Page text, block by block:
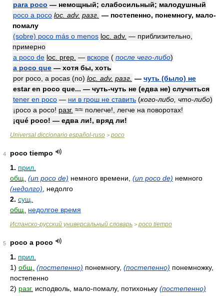
para poco — немощный; слабосильный; малодушный
poco a poco loc. adv. разг. — постепенно, понемногу, мало-
помалу
(sobre) poco más o menos loc. adv. — приблизительно,
примерно
a poco de loc. prep. — вскоре ( после чего-либо)
a poco que — хотя бы, хоть
por poco, a pocas (no) loc. adv. разг. — чуть (было) не
estar en poco que... — чуть-чуть не (едва не) случиться
tener en poco — ни в грош не ставить (кого-либо, что-либо)
¡poco a poco! разг. ≈≈ полегче!, легче на поворотах!
¡qué poco! — едва ли!, вряд ли!
Universal diccionario español-ruso > poco
4
poco tiempo
1. прил.
общ. (un poco de) немного времени, (un poco de) немного
(недолго) , недолго
2. сущ.
общ.
недолгое время
Испанско-русский универсальный словарь > poco tiempo
5
poco a poco
1. прил.
1) общ. (постепенно) понемногу, (постепенно) понемножку,
постепенно
2) разг. исподволь, мало-помалу, потихоньку (постепенно)